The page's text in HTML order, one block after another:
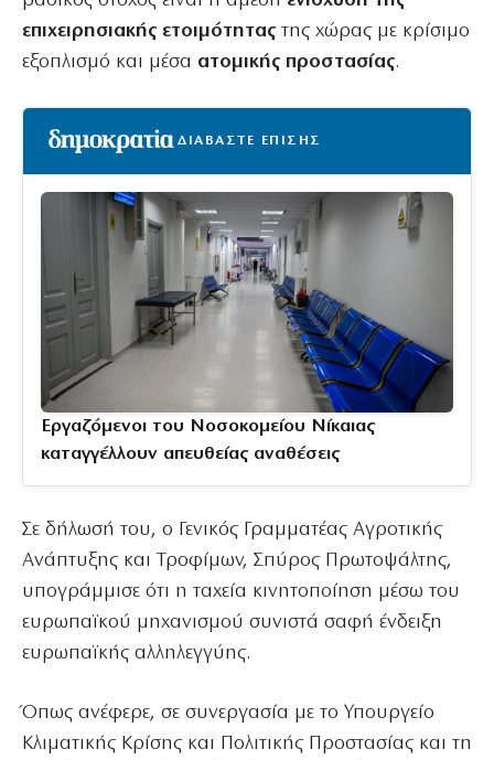
επιχειρησιακής ετοιμότητας της χώρας με κρίσιμο
εξοπλισμό και μέσα ατομικής προστασίας.
ΔΙΑΒΑΣΤΕ ΕΠΙΣΗΣ
Εργαζόμενοι του Νοσοκομείου Νίκαιας
καταγγέλλουν απευθείας αναθέσεις
Σε δήλωσή του, ο Γενικός Γραμματέας Αγροτικής
Ανάπτυξης και Τροφίμων, Σπύρος Πρωτοψάλτης,
υπογράμμισε ότι η ταχεία κινητοποίηση μέσω του
ευρωπαϊκού μηχανισμού συνιστά σαφή ένδειξη
ευρωπαϊκής αλληλεγγύης.
Όπως ανέφερε, σε συνεργασία με το Υπουργείο
Κλιματικής Κρίσης και Πολιτικής Προστασίας και τη